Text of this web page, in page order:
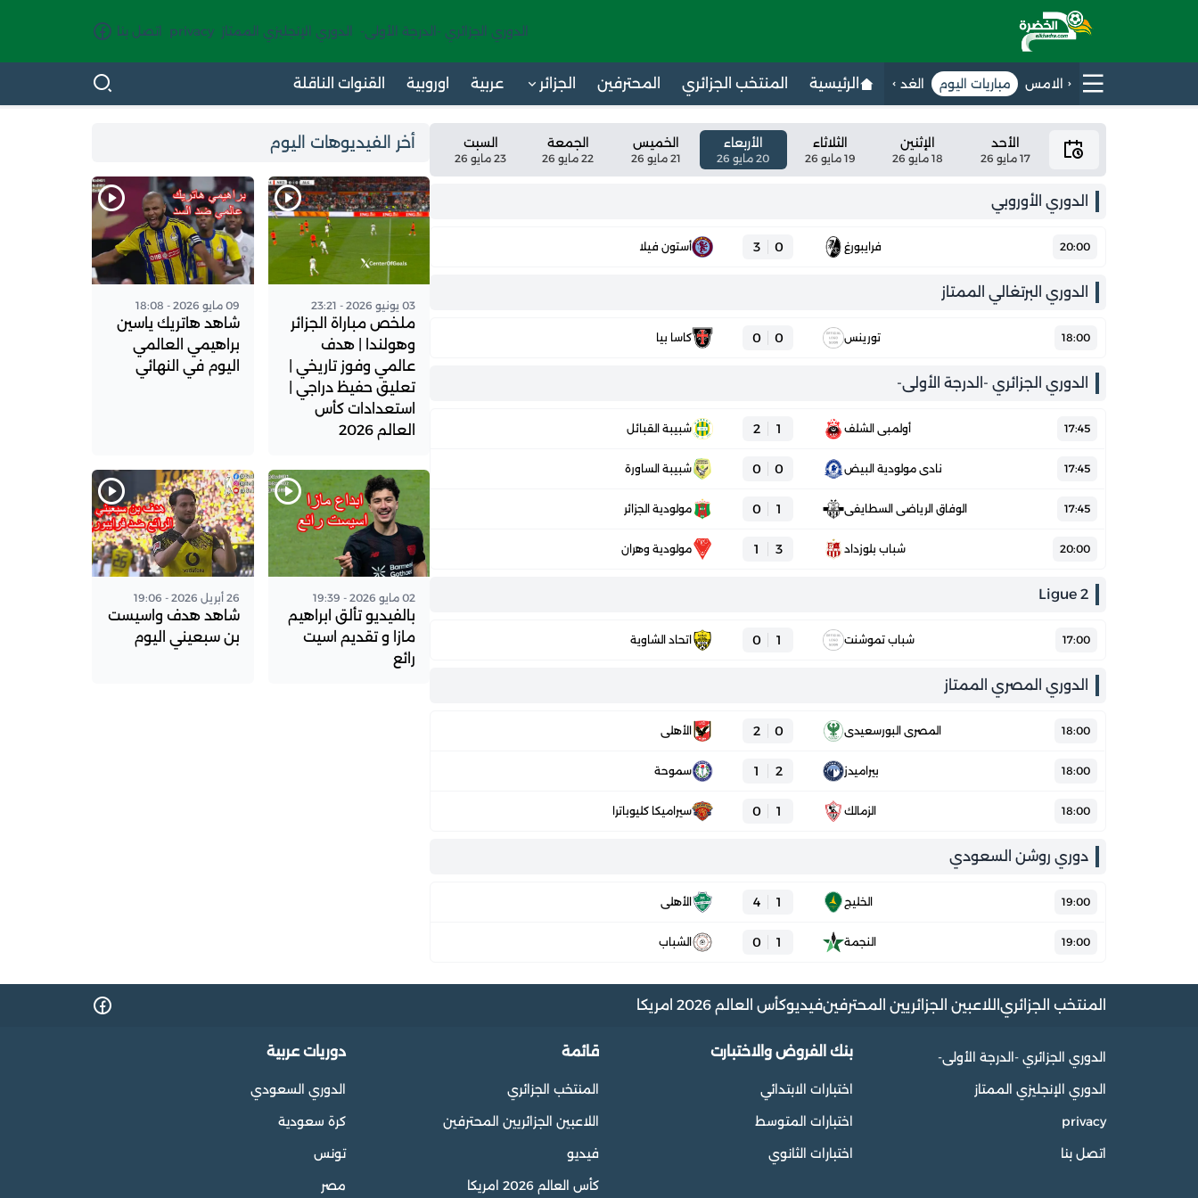
الدوري الجزائري -الدرجة الأولى- الدوري الإنجليزي الممتاز privacy اتصل بنا
الامس مباريات اليوم الغد الرئيسية المنتخب الجزائري المحترفين الجزائر عربية اوروبية القنوات الناقلة
الأحد
17 مايو 26
الإثنين
18 مايو 26
الثلاثاء
19 مايو 26
الأربعاء
20 مايو 26
الخميس
21 مايو 26
الجمعة
22 مايو 26
السبت
23 مايو 26
الدوري الأوروبي
20:00 فرايبورغ 0
3 أستون فيلا
الدوري البرتغالي الممتاز
18:00 تورينس 0
0 كاسا بيا
الدوري الجزائري -الدرجة الأولى-
17:45 أولمبي الشلف 1
2 شبيبة القبائل
17:45 نادي مولودية البيض 0
0 شبيبة الساورة
17:45 الوفاق الرياضي السطايفي 1
0 مولودية الجزائر
20:00 شباب بلوزداد 3
1 مولودية وهران
Ligue 2
17:00 شباب تموشنت 1
0 اتحاد الشاوية
الدوري المصري الممتاز
18:00 المصري البورسعيدي 0
2 الأهلي
18:00 بيراميدز 2
1 سموحة
18:00 الزمالك 1
0 سيراميكا كليوباترا
دوري روشن السعودي
19:00 الخليج 1
4 الأهلي
19:00 النجمة 1
0 الشباب
أخر الفيديوهات اليوم
03 يونيو 2026 - 23:21
ملخص مباراة الجزائر
وهولندا | هدف
عالمي وفوز تاريخي |
تعليق حفيظ دراجي |
استعدادات كأس
العالم 2026
09 مايو 2026 - 18:08
شاهد هاتريك ياسين
براهيمي العالمي
اليوم في النهائي
02 مايو 2026 - 19:39
بالفيديو تألق ابراهيم
مازا و تقديم اسيت
رائع
26 أبريل 2026 - 19:06
شاهد هدف واسيست
بن سبعيني اليوم
المنتخب الجزائري اللاعبين الجزائريين المحترفينفيديوكأس العالم 2026 امريكا
الدوري الجزائري -الدرجة الأولى-
الدوري الإنجليزي الممتاز
privacy
اتصل بنا
بنك الفروض والاختبارت
اختبارات الابتدائي
اختبارات المتوسط
اختبارات الثانوي
قائمة
المنتخب الجزائري
اللاعبين الجزائريين المحترفين
فيديو
كأس العالم 2026 امريكا
دوريات عربية
الدوري السعودي
كرة سعودية
تونس
مصر